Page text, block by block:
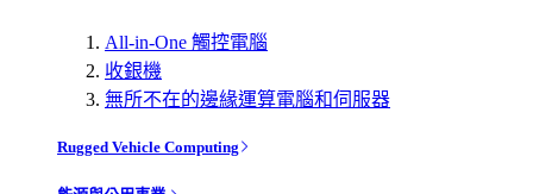
All-in-One 觸控電腦
收銀機
無所不在的邊緣運算電腦和伺服器
Rugged Vehicle Computing